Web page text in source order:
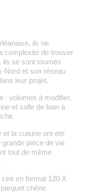
ils ne
complexité de trouver
ils se sont tournés
Nord et son réseau
leur projet.
: volumes à modifier,
et salle de bain à
et la cuisine ont été
pièce de vie
tout de même
en format 120 X
chêne